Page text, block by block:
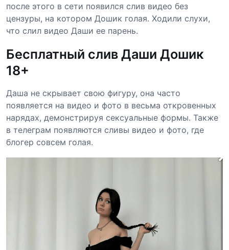
после этого в сети появился слив видео без
цензуры, на котором Дошик голая. Ходили слухи,
что слил видео Даши ее парень.
Бесплатный слив Даши Дошик
18+
Даша не скрывает свою фигуру, она часто
появляется на видео и фото в весьма откровенных
нарядах, демонстрируя сексуальные формы. Также
в телеграм появляются сливы видео и фото, где
блогер совсем голая.